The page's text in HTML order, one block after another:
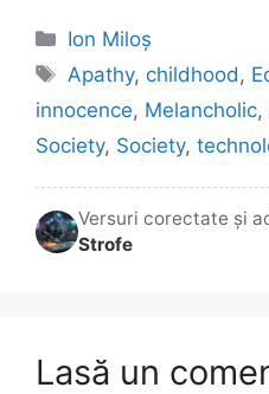
Categorii
Ion Miloș
Etichete
Apathy, childhood,
innocence, Melancholic,
Society, Society,
Versuri corectate și
Strofe
Lasă un